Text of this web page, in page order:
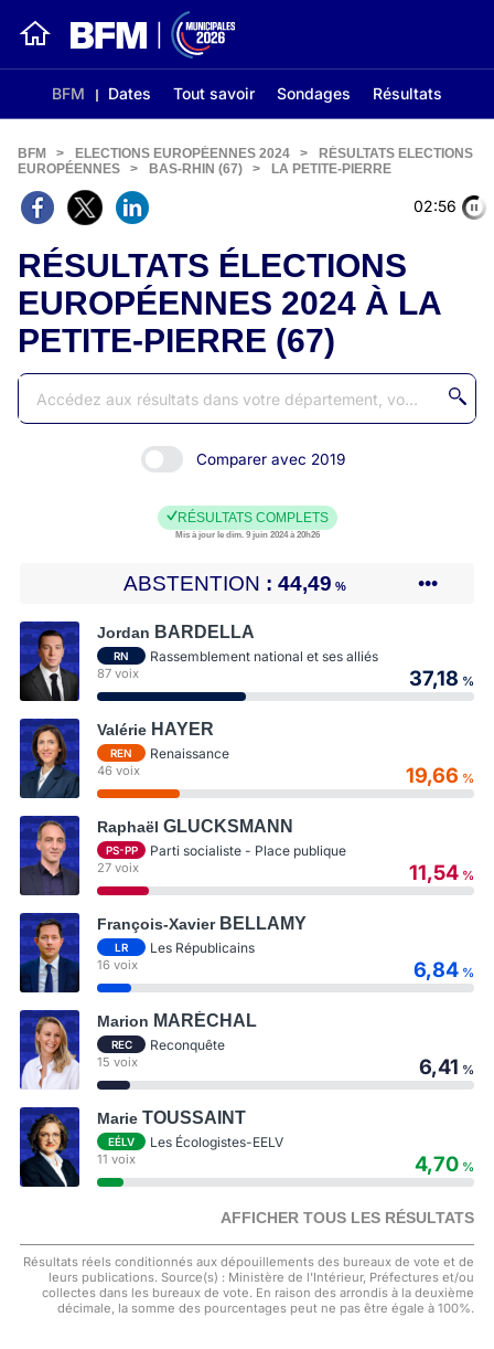
BFM Dates Tout savoir Sondages Résultats
02:56
BFM > ELECTIONS EUROPÉENNES 2024 >
RÉSULTATS ELECTIONS
EUROPÉENNES
> BAS-RHIN (67) > LA PETITE-PIERRE
RÉSULTATS ÉLECTIONS
EUROPÉENNES 2024 À LA
PETITE-PIERRE (67)
Comparer avec 2019
RÉSULTATS COMPLETS
Mis à jour le dim. 9 juin 2024 à 20h26
ABSTENTION 44,49 % •••
Jordan BARDELLA
RN Rassemblement national et ses alliés
87 voix 37,18 %
Valérie HAYER
REN Renaissance
46 voix 19,66 %
Raphaël GLUCKSMANN
PS-PP Parti socialiste - Place publique
27 voix 11,54 %
François-Xavier BELLAMY
LR Les Républicains
16 voix 6,84 %
Marion MARÉCHAL
REC Reconquête
15 voix 6,41 %
Marie TOUSSAINT
EÉLV Les Écologistes-EELV
11 voix 4,70 %
AFFICHER TOUS LES RÉSULTATS
Résultats réels conditionnés aux dépouillements des bureaux de vote et de
leurs publications. Source(s) : Ministère de l'Intérieur, Préfectures et/ou
collectes dans les bureaux de vote. En raison des arrondis à la deuxième
décimale, la somme des pourcentages peut ne pas être égale à 100%.